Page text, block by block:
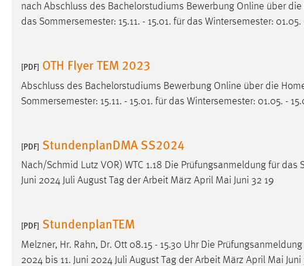
nach Abschluss des Bachelorstudiums Bewerbung Online über
das Sommersemester: 15.11. - 15.01. für das Wintersemester: 01.05.
[PDF] OTH Flyer TEM 2023
Abschluss des Bachelorstudiums Bewerbung Online über die
Sommersemester: 15.11. - 15.01. für das Wintersemester: 01.05. -
[PDF] StundenplanDMA SS2024
Nach/Schmid Lutz VOR) WTC 1.18 Die Prüfungsanmeldung für
Juni 2024 Juli August Tag der Arbeit März April Mai Juni 32 19
[PDF] StundenplanTEM
Melzner, Hr. Rahn, Dr. Ott 08.15 - 15.30 Uhr Die
2024 bis 11. Juni 2024 Juli August Tag der Arbeit März April Mai Juni